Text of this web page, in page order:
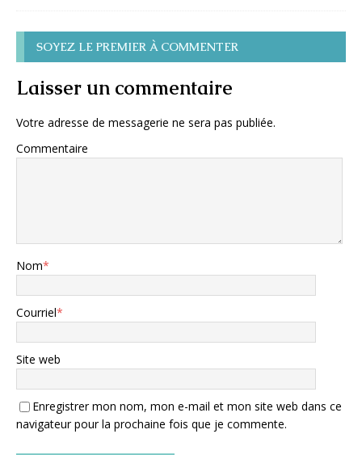
SOYEZ LE PREMIER À COMMENTER
Laisser un commentaire
Votre adresse de messagerie ne sera pas publiée.
Commentaire
Nom*
Courriel*
Site web
Enregistrer mon nom, mon e-mail et mon site web dans ce
navigateur pour la prochaine fois que je commente.